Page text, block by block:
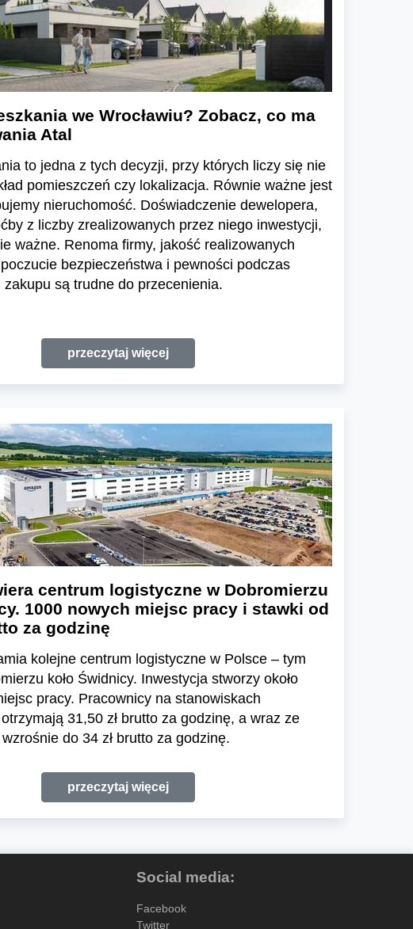
we Wrocławiu? Zobacz, co ma
Atal
to jedna z tych decyzji, przy których liczy się nie
pomieszczeń czy lokalizacja. Równie ważne jest
nieruchomość. Doświadczenie dewelopera,
z liczby zrealizowanych przez niego inwestycji,
ważne. Renoma firmy, jakość realizowanych
bezpieczeństwa i pewności podczas
zakupu są trudne do przecenienia.
przeczytaj więcej
centrum logistyczne w Dobromierzu
1000 nowych miejsc pracy i stawki od
za godzinę
kolejne centrum logistyczne w Polsce – tym
koło Świdnicy. Inwestycja stworzy około
pracy. Pracownicy na stanowiskach
31,50 zł brutto za godzinę, a wraz ze
do 34 zł brutto za godzinę.
przeczytaj więcej
Social media:
Facebook
Twitter